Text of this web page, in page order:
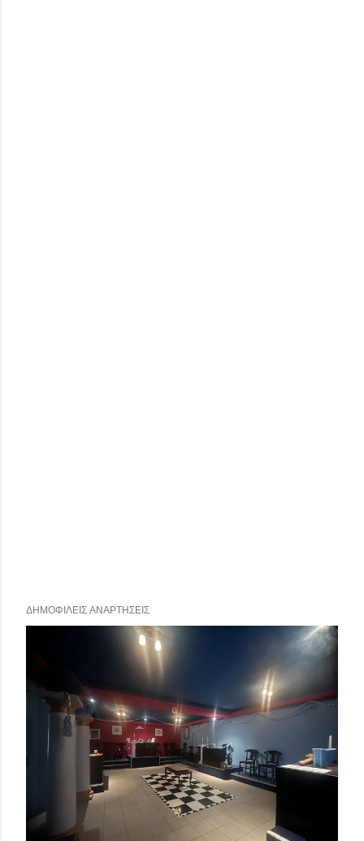
ΔΗΜΟΦΙΛΕΊΣ ΑΝΑΡΤΉΣΕΙΣ